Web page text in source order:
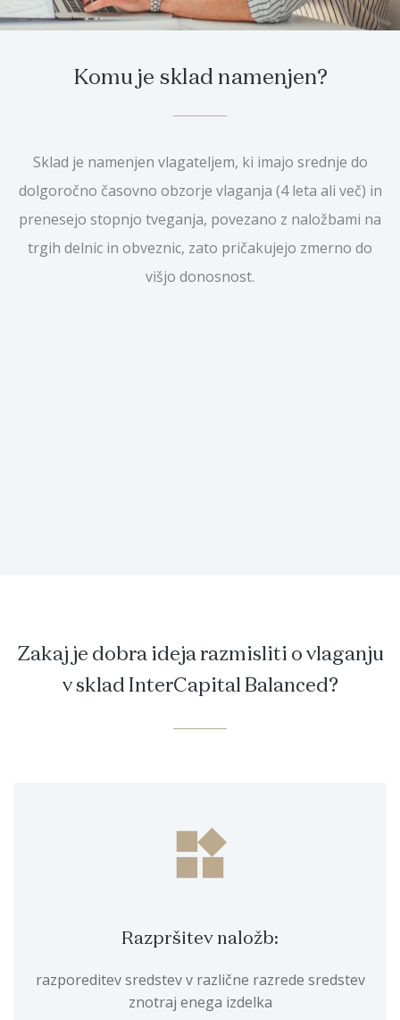
Komu je sklad namenjen?
Sklad je namenjen vlagateljem, ki imajo srednje do
dolgoročno časovno obzorje vlaganja (4 leta ali več) in
prenesejo stopnjo tveganja, povezano z naložbami na
trgih delnic in obveznic, zato pričakujejo zmerno do
višjo donosnost.
Zakaj je dobra ideja razmisliti o vlaganju
v sklad InterCapital Balanced?
widgets
Razpršitev naložb:
razporeditev sredstev v različne razrede sredstev
znotraj enega izdelka